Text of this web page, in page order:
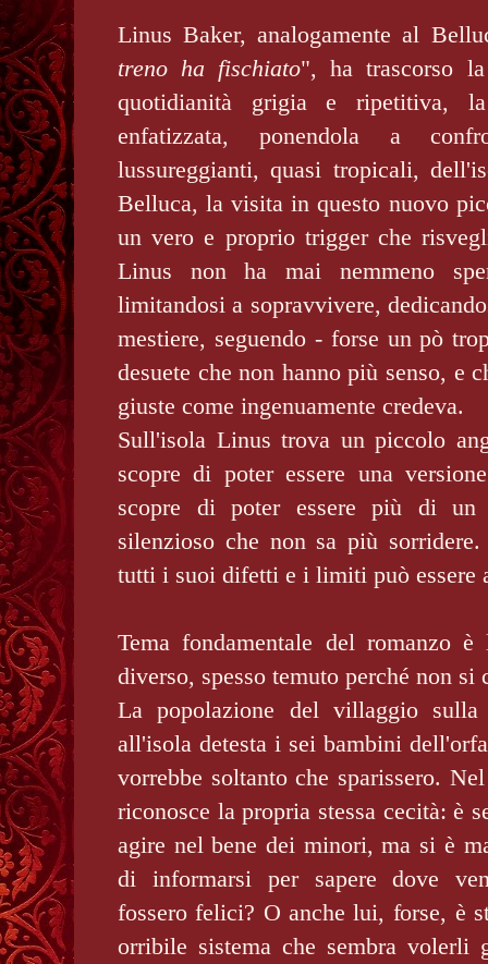
Linus Baker, analogamente al
treno ha fischiato", ha trascorso
quotidianità grigia e ripetitiva,
enfatizzata, ponendola a
lussureggianti, quasi tropicali,
Belluca, la visita in questo nuovo
un vero e proprio trigger che
Linus non ha mai nemmeno
limitandosi a sopravvivere,
mestiere, seguendo - forse un pò
desuete che non hanno più senso, e
giuste come ingenuamente credeva.
Sull'isola Linus trova un piccolo
scopre di poter essere una
scopre di poter essere più di un
silenzioso che non sa più
tutti i suoi difetti e i limiti può essere
Tema fondamentale del romanzo
diverso, spesso temuto perché non si
La popolazione del villaggio
all'isola detesta i sei bambini
vorrebbe soltanto che sparissero.
riconosce la propria stessa cecità: è
agire nel bene dei minori, ma si è
di informarsi per sapere dove
fossero felici? O anche lui, forse, è
orribile sistema che sembra volerli